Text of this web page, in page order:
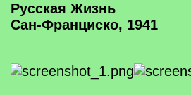
Русская Жизнь
Сан-Франциско, 1941